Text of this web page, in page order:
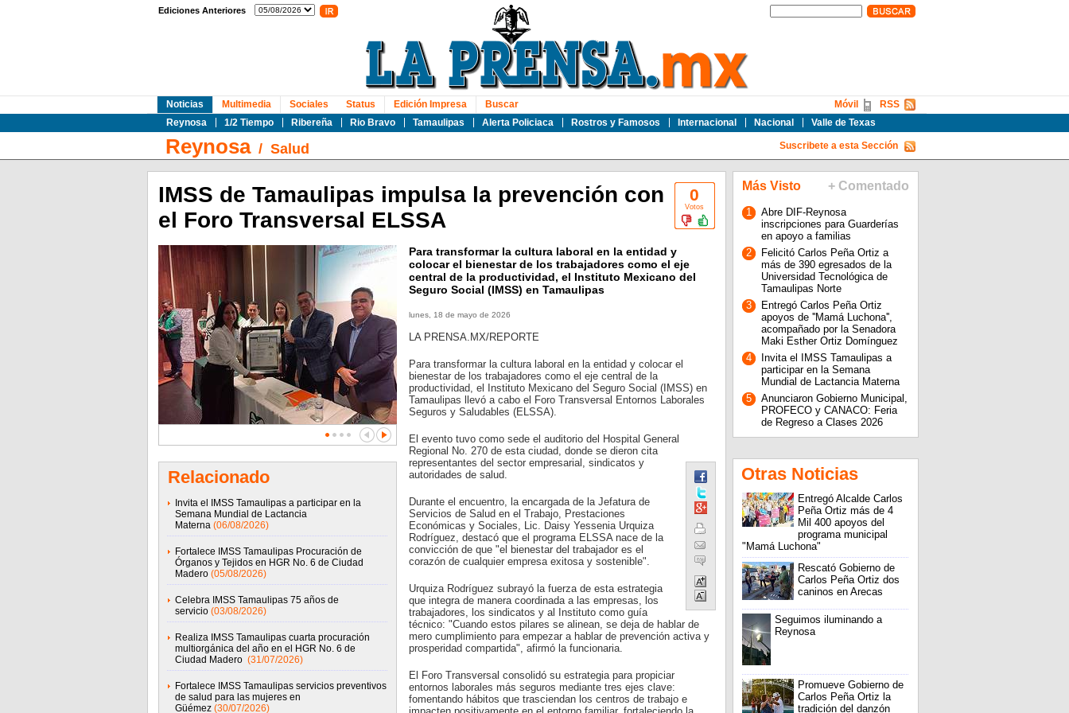
Ediciones Anteriores
Noticias
Reynosa
1/2 Tiempo Ribereña Rio Bravo Tamaulipas Alerta Policiaca Rostros y Famosos Internacional Nacional Valle de Texas
Multimedia Sociales Status Edición Impresa Buscar RSS
Móvil
Reynosa/ Salud Suscribete a esta Sección
0
Votos
IMSS de Tamaulipas impulsa la prevención con
el Foro Transversal ELSSA
Relacionado
Invita el IMSS Tamaulipas a participar en la
Semana Mundial de Lactancia
Materna (06/08/2026)
Fortalece IMSS Tamaulipas Procuración de
Órganos y Tejidos en HGR No. 6 de Ciudad
Madero (05/08/2026)
Celebra IMSS Tamaulipas 75 años de
servicio (03/08/2026)
Realiza IMSS Tamaulipas cuarta procuración
multiorgánica del año en el HGR No. 6 de
Ciudad Madero (31/07/2026)
Fortalece IMSS Tamaulipas servicios preventivos
de salud para las mujeres en
Güémez (30/07/2026)
Para transformar la cultura laboral en la entidad y
colocar el bienestar de los trabajadores como el eje
central de la productividad, el Instituto Mexicano del
Seguro Social (IMSS) en Tamaulipas
lunes, 18 de mayo de 2026
LA PRENSA.MX/REPORTE
Para transformar la cultura laboral en la entidad y colocar el
bienestar de los trabajadores como el eje central de la
productividad, el Instituto Mexicano del Seguro Social (IMSS) en
Tamaulipas llevó a cabo el Foro Transversal Entornos Laborales
Seguros y Saludables (ELSSA).
El evento tuvo como sede el auditorio del Hospital General
Regional No. 270 de esta ciudad, donde se dieron cita
representantes del sector empresarial, sindicatos y
autoridades de salud.
Durante el encuentro, la encargada de la Jefatura de
Servicios de Salud en el Trabajo, Prestaciones
Económicas y Sociales, Lic. Daisy Yessenia Urquiza
Rodríguez, destacó que el programa ELSSA nace de la
convicción de que "el bienestar del trabajador es el
corazón de cualquier empresa exitosa y sostenible".
Urquiza Rodríguez subrayó la fuerza de esta estrategia
que integra de manera coordinada a las empresas, los
trabajadores, los sindicatos y al Instituto como guía
técnico: "Cuando estos pilares se alinean, se deja de hablar de
mero cumplimiento para empezar a hablar de prevención activa y
prosperidad compartida", afirmó la funcionaria.
El Foro Transversal consolidó su estrategia para propiciar
entornos laborales más seguros mediante tres ejes clave:
fomentando hábitos que trasciendan los centros de trabajo e
Más Visto + Comentado
1
Abre DIF-Reynosa
inscripciones para Guarderías
en apoyo a familias
2
Felicitó Carlos Peña Ortiz a
más de 390 egresados de la
Universidad Tecnológica de
Tamaulipas Norte
3
Entregó Carlos Peña Ortiz
apoyos de ''Mamá Luchona'',
acompañado por la Senadora
Maki Esther Ortiz Domínguez
4
Invita el IMSS Tamaulipas a
participar en la Semana
Mundial de Lactancia Materna
5
Anunciaron Gobierno Municipal,
PROFECO y CANACO: Feria
de Regreso a Clases 2026
Otras Noticias
Entregó Alcalde Carlos
Peña Ortiz más de 4
Mil 400 apoyos del
programa municipal
"Mamá Luchona"
Rescató Gobierno de
Carlos Peña Ortiz dos
caninos en Arecas
Seguimos iluminando a
Reynosa
Promueve Gobierno de
Carlos Peña Ortiz la
tradición del danzón